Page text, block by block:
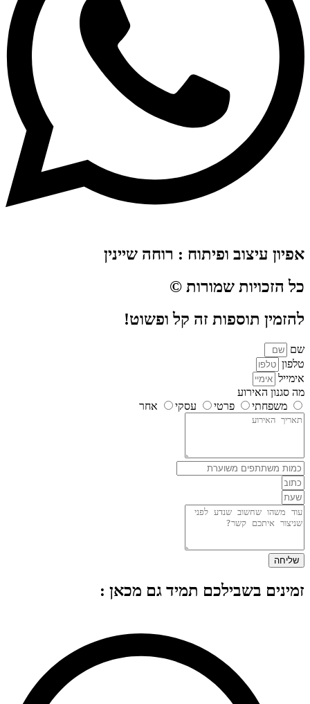
אפיון עיצוב ופיתוח : רוחה שיינין
כל הזכויות שמורות ©
להזמין תוספות זה קל ופשוט!
שם
טלפון
אימייל
מה סגנון האירוע
משפחתי
פרטי עסקי אחר
שליחה
זמינים בשבילכם תמיד גם מכאן :